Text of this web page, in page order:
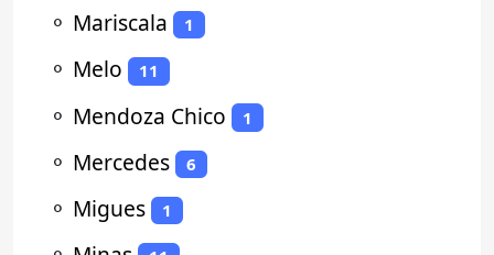
⚬ Mariscala 1
⚬ Melo 11
⚬ Mendoza Chico 1
⚬ Mercedes 6
⚬ Migues 1